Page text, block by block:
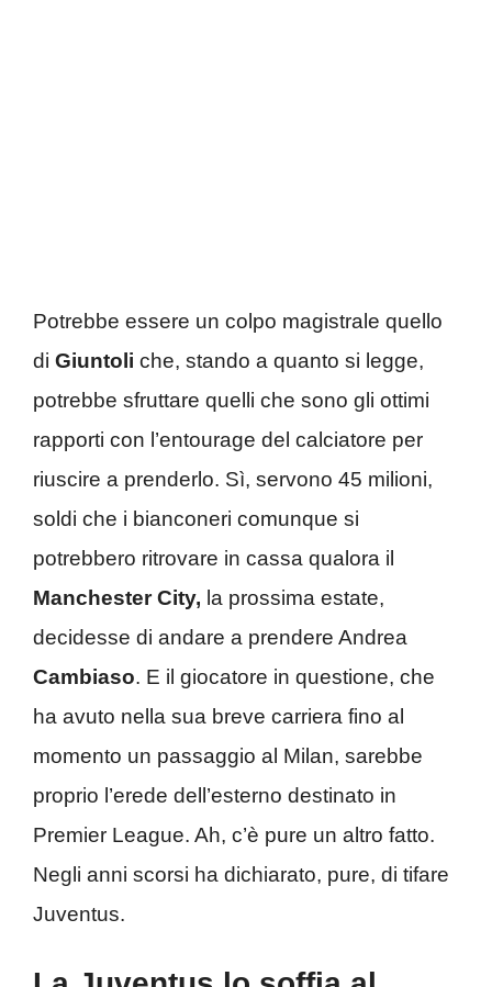
Potrebbe essere un colpo magistrale quello
di Giuntoli che, stando a quanto si legge,
potrebbe sfruttare quelli che sono gli ottimi
rapporti con l’entourage del calciatore per
riuscire a prenderlo. Sì, servono 45 milioni,
soldi che i bianconeri comunque si
potrebbero ritrovare in cassa qualora il
Manchester City, la prossima estate,
decidesse di andare a prendere Andrea
Cambiaso. E il giocatore in questione, che
ha avuto nella sua breve carriera fino al
momento un passaggio al Milan, sarebbe
proprio l’erede dell’esterno destinato in
Premier League. Ah, c’è pure un altro fatto.
Negli anni scorsi ha dichiarato, pure, di tifare
Juventus.